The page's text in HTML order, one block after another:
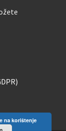
na korištenje